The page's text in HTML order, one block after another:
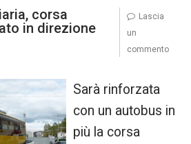
corsa
in direzione
Sarà rinforzata
con un autobus in
più la corsa
Lascia
un
commento